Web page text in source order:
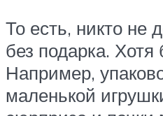
То есть, никто не
без подарка. Хотя
Например,
маленькой